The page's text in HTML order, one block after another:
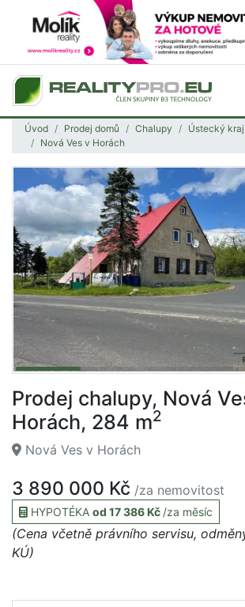
Úvod Prodej domů Chalupy Ústecký kraj
Nová Ves v Horách
Prodej chalupy, Nová
Horách, 284 m2
Nová Ves v Horách
3 890 000 Kč /za nemovitost
HYPOTÉKA od 17 386 Kč /za měsíc
(Cena včetně právního servisu,
KÚ)